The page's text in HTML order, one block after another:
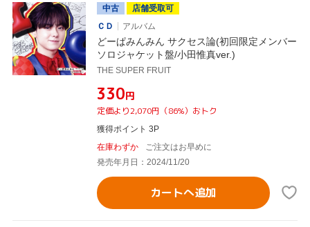
中古
店舗受取可
ＣＤ
アルバム
どーぱみんみん サクセス論(初回限定メンバー
ソロジャケット盤/小田惟真ver.)
THE SUPER FRUIT
¥330円
定価より2,070円（86%）おトク
獲得ポイント 3P
在庫わずか
ご注文はお早めに
発売年月日：2024/11/20
カートへ追加